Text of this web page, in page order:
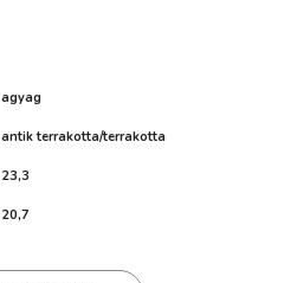
agyag
antik terrakotta/terrakotta
23,3
20,7